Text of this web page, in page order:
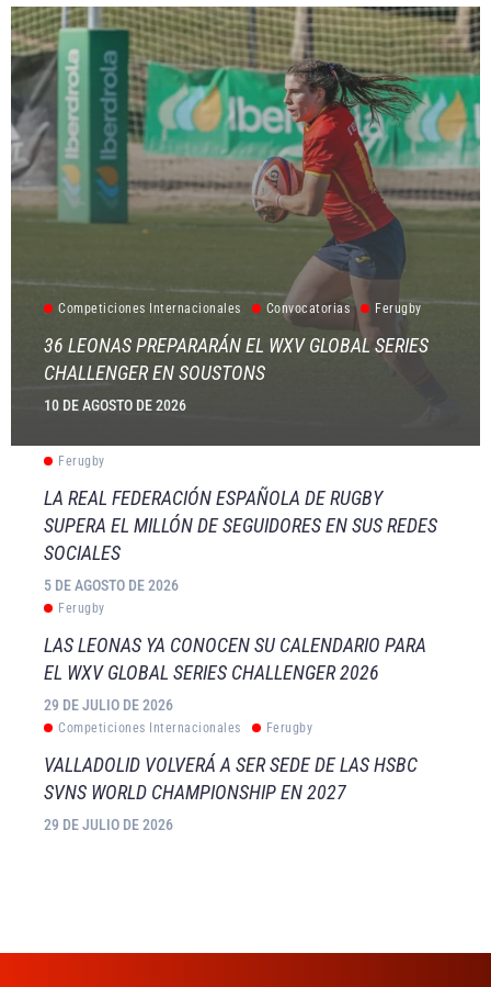
Competiciones Internacionales Convocatorias Ferugby
36 LEONAS PREPARARÁN EL WXV GLOBAL SERIES
CHALLENGER EN SOUSTONS
10 DE AGOSTO DE 2026
Ferugby
LA REAL FEDERACIÓN ESPAÑOLA DE RUGBY
SUPERA EL MILLÓN DE SEGUIDORES EN SUS REDES
SOCIALES
5 DE AGOSTO DE 2026
Ferugby
LAS LEONAS YA CONOCEN SU CALENDARIO PARA
EL WXV GLOBAL SERIES CHALLENGER 2026
29 DE JULIO DE 2026
Competiciones Internacionales Ferugby
VALLADOLID VOLVERÁ A SER SEDE DE LAS HSBC
SVNS WORLD CHAMPIONSHIP EN 2027
29 DE JULIO DE 2026